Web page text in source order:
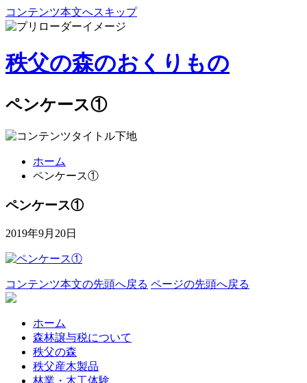
コンテンツ本文へスキップ
秩父の森のおくりもの
ペンケース①
ホーム
ペンケース①
ペンケース①
2019年9月20日
コンテンツ本文の先頭へ戻る ページの先頭へ戻る
ホーム
森林譲与税について
秩父の森
秩父産木製品